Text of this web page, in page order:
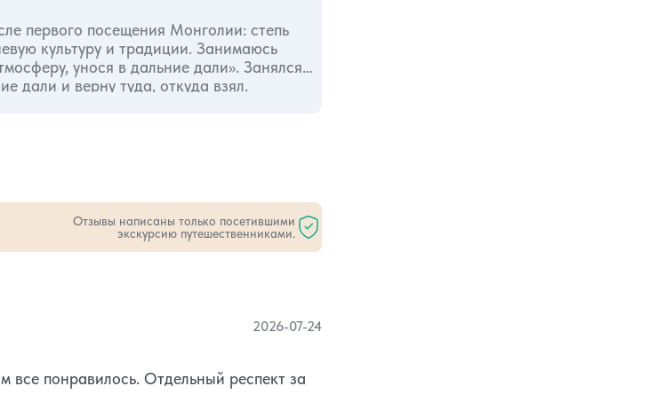
первого посещения Монголии: степь
культуру и традиции. Занимаюсь
унося в дальние дали». Занялся
дали и верну туда, откуда взял.
Отзывы написаны только посетившими
экскурсию путешественниками.
2026-07-24
все понравилось. Отдельный респект за